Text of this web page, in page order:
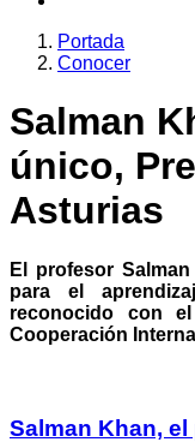
Portada
Conocer
Salman
único,
Asturias
El profesor
para el
reconocido con
Cooperación
Salman Khan,